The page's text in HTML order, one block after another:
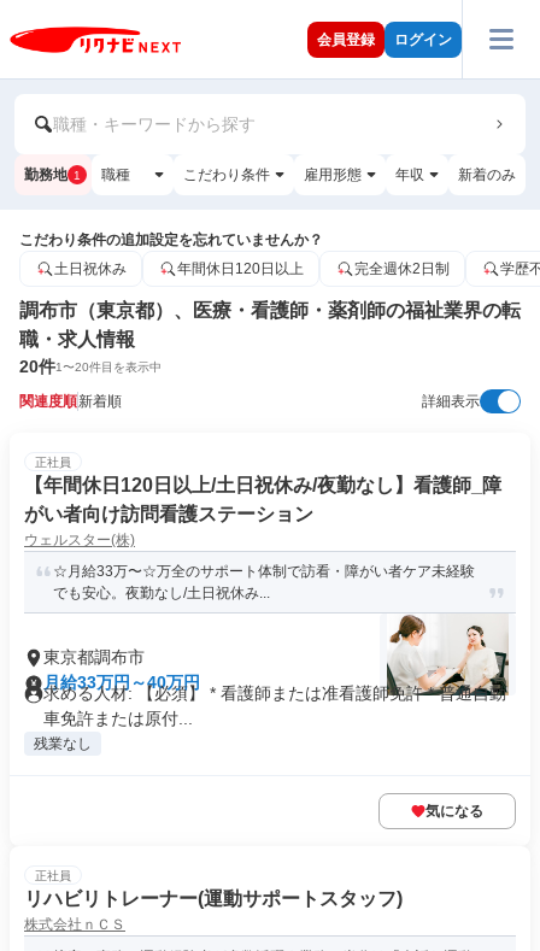
会員登録 ログイン
職種・キーワードから探す
勤務地 1 職種 こだわり条件 雇用形態 年収 新着のみ
こだわり条件の追加設定を忘れていませんか？
土日祝休み
年間休日120日以上 完全週休2日制 学歴
調布市（東京都）、医療・看護師・薬剤師の福祉業界の転
職・求人情報
20件1〜20件目を表示中
関連度順新着順 詳細表示
正社員
【年間休日120日以上/土日祝休み/夜勤なし】看護師_障
がい者向け訪問看護ステーション
ウェルスター(株)
☆月給33万〜☆万全のサポート体制で訪看・障がい者ケア未経験
でも安心。夜勤なし/土日祝休み...
東京都調布市
月給33万円～40万円
求める人材: 【必須】 * 看護師または准看護師免許 * 普通自動
車免許または原付...
残業なし
気になる
正社員
リハビリトレーナー(運動サポートスタッフ)
株式会社ｎＣＳ